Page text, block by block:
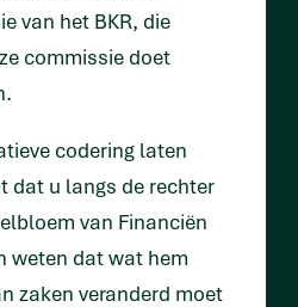
van het BKR, die
commissie doet
codering laten
dat u langs de rechter
van Financiën
weten dat wat hem
zaken veranderd moet